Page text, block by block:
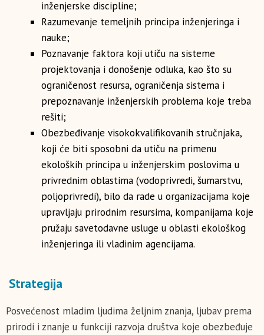
inženjerske discipline;
Razumevanje temeljnih principa inženjeringa i
nauke;
Poznavanje faktora koji utiču na sisteme
projektovanja i donošenje odluka, kao što su
ograničenost resursa, ograničenja sistema i
prepoznavanje inženjerskih problema koje treba
rešiti;
Obezbeđivanje visokokvalifikovanih stručnjaka,
koji će biti sposobni da utiču na primenu
ekoloških principa u inženjerskim poslovima u
privrednim oblastima (vodoprivredi, šumarstvu,
poljoprivredi), bilo da rade u organizacijama koje
upravljaju prirodnim resursima, kompanijama koje
pružaju savetodavne usluge u oblasti ekološkog
inženjeringa ili vladinim agencijama.
Strategija
Posvećenost mladim ljudima željnim znanja, ljubav prema
prirodi i znanje u funkciji razvoja društva koje obezbeđuje